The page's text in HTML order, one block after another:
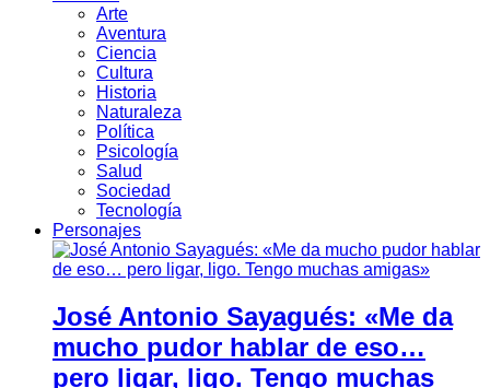
Arte
Aventura
Ciencia
Cultura
Historia
Naturaleza
Política
Psicología
Salud
Sociedad
Tecnología
Personajes
José Antonio Sayagués: «Me da
mucho pudor hablar de eso…
pero ligar, ligo. Tengo muchas